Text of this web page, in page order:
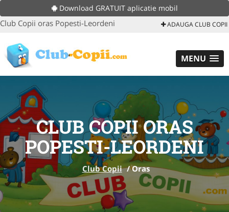
Download GRATUIT aplicatie mobil
Club Copii oras Popesti-Leordeni ADAUGA CLUB COPII
MENU
CLUB COPII ORAS
POPESTI-LEORDENI
Club Copii /Oras